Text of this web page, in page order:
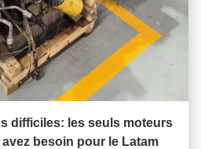
difficiles: les seuls moteurs
besoin pour le Latam